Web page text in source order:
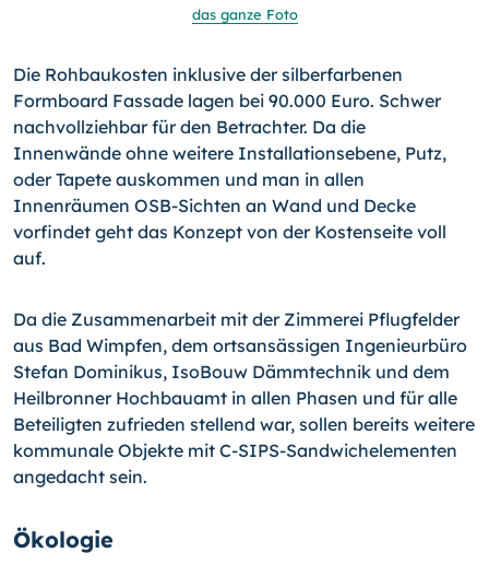
das ganze Foto
Die Rohbaukosten inklusive der silberfarbenen
Formboard Fassade lagen bei 90.000 Euro. Schwer
nachvollziehbar für den Betrachter. Da die
Innenwände ohne weitere Installationsebene, Putz,
oder Tapete auskommen und man in allen
Innenräumen OSB-Sichten an Wand und Decke
vorfindet geht das Konzept von der Kostenseite voll
auf.
Da die Zusammenarbeit mit der Zimmerei Pflugfelder
aus Bad Wimpfen, dem ortsansässigen Ingenieurbüro
Stefan Dominikus, IsoBouw Dämmtechnik und dem
Heilbronner Hochbauamt in allen Phasen und für alle
Beteiligten zufrieden stellend war, sollen bereits weitere
kommunale Objekte mit C-SIPS-Sandwichelementen
angedacht sein.
Ökologie